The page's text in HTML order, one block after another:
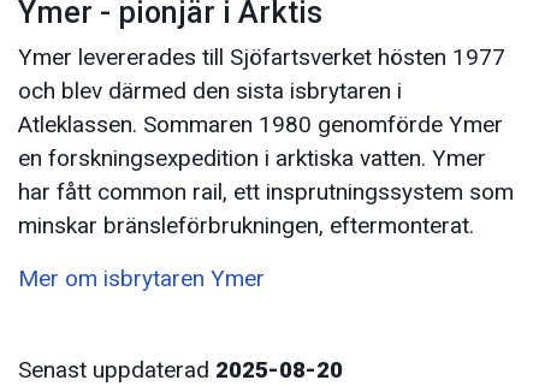
Ymer - pionjär i Arktis
Ymer levererades till Sjöfartsverket hösten 1977
och blev därmed den sista isbrytaren i
Atleklassen. Sommaren 1980 genomförde Ymer
en forskningsexpedition i arktiska vatten. Ymer
har fått common rail, ett insprutningssystem som
minskar bränsleförbrukningen, eftermonterat.
Mer om isbrytaren Ymer
Senast uppdaterad 2025-08-20